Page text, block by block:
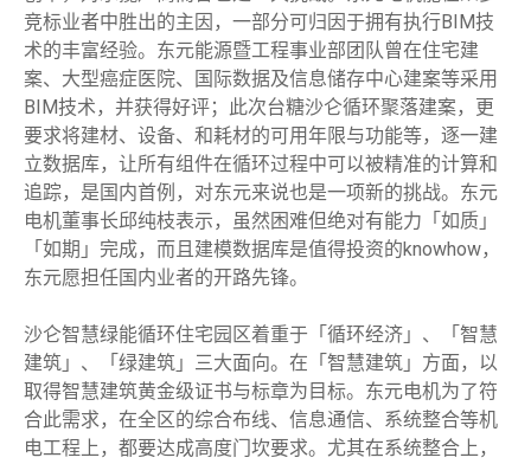
竞标业者中胜出的主因，一部分可归因于拥有执行BIM技
术的丰富经验。东元能源暨工程事业部团队曾在住宅建
案、大型癌症医院、国际数据及信息储存中心建案等采用
BIM技术，并获得好评；此次台糖沙仑循环聚落建案，更
要求将建材、设备、和耗材的可用年限与功能等，逐一建
立数据库，让所有组件在循环过程中可以被精准的计算和
追踪，是国内首例，对东元来说也是一项新的挑战。东元
电机董事长邱纯枝表示，虽然困难但绝对有能力「如质」
「如期」完成，而且建模数据库是值得投资的knowhow，
东元愿担任国内业者的开路先锋。
沙仑智慧绿能循环住宅园区着重于「循环经济」、「智慧
建筑」、「绿建筑」三大面向。在「智慧建筑」方面，以
取得智慧建筑黄金级证书与标章为目标。东元电机为了符
合此需求，在全区的综合布线、信息通信、系统整合等机
电工程上，都要达成高度门坎要求。尤其在系统整合上，